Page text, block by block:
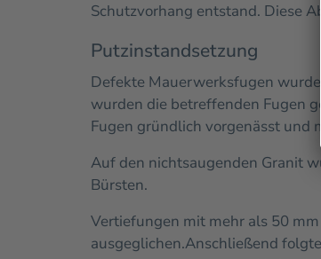
Schutzvorhang entstand. Diese
Putzinstandsetzung
Defekte Mauerwerksfugen
wurden die betreffenden Fugen
Fugen gründlich vorgenässt und
Auf den nichtsaugenden Granit
Bürsten.
Vertiefungen mit mehr als 50
ausgeglichen.Anschließend